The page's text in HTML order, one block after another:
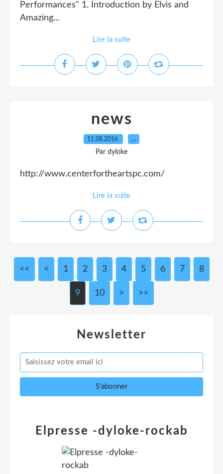
Performances" 1. Introduction by Elvis and
Amazing...
Lire la suite
news
11.08.2016 …
Par dyloke
http://www.centerfortheartspc.com/
Lire la suite
<< < 1 2 3 4 5 6 7 8
9 10 > >>
Newsletter
Elpresse -dyloke-rockab